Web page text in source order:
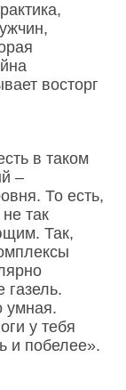
восторг
в таком
–
То есть,
так
Так,
газель.
умная.
у тебя
и побелее».